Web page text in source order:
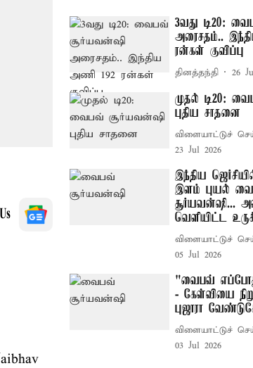
3வது டி20:
அரைசதம்..
ரன்கள் குவிப்பு
தினத்தந்தி 26
முதல் டி20:
புதிய சாதனை
விளையாட்டுச்
23 Jul 2026
இந்திய
இளம் புயல்
சூர்யவன்ஷி...
வெளியிட்ட
விளையாட்டுச்
05 Jul 2026
"வைபவ்
- கேள்வியை
புஜாரா
விளையாட்டுச்
03 Jul 2026